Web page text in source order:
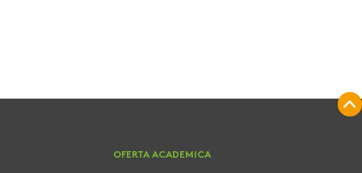
OFERTA ACADEMICA